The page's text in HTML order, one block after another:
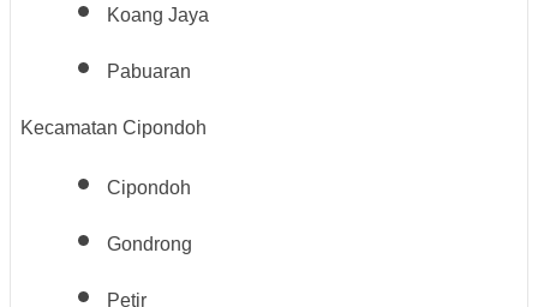
Koang Jaya
Pabuaran
Kecamatan Cipondoh
Cipondoh
Gondrong
Petir